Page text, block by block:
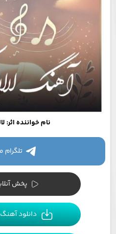
نام خواننده اثر:
تلگرام
پخش
دانلود آهنگ